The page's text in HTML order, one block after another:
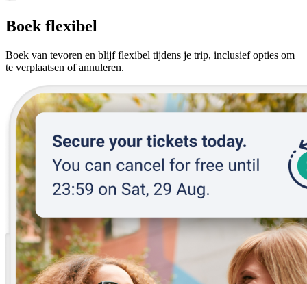
Boek flexibel
Boek van tevoren en blijf flexibel tijdens je trip, inclusief opties om
te verplaatsen of annuleren.